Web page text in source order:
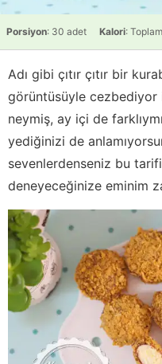
Porsiyon: 30 adet Kalori:
Adı gibi çıtır çıtır bir
görüntüsüyle cezbediyor
neymiş, ay içi de
yediğinizi de
sevenlerdenseniz bu
deneyeceğinize eminim